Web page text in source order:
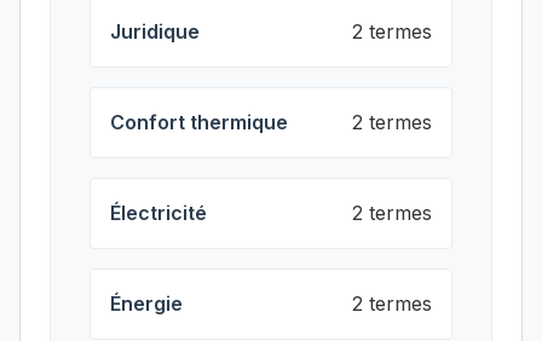
Juridique 2 termes
Confort thermique 2 termes
Électricité 2 termes
Énergie 2 termes